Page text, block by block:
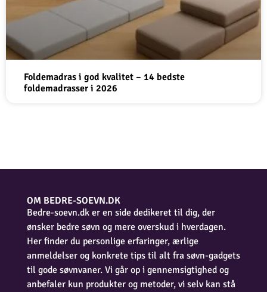
Foldemadras i god kvalitet – 14 bedste
foldemadrasser i 2026
OM BEDRE-SOEVN.DK
Bedre-soevn.dk er en side dedikeret til dig, der
ønsker bedre søvn og mere overskud i hverdagen.
Her finder du personlige erfaringer, ærlige
anmeldelser og konkrete tips til alt fra søvn-gadgets
til gode søvnvaner. Vi går op i gennemsigtighed og
anbefaler kun produkter og metoder, vi selv kan stå